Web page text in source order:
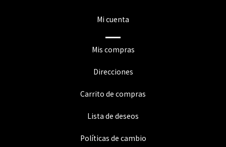
Mi cuenta
Mis compras
Direcciones
Carrito de compras
Lista de deseos
Políticas de cambio